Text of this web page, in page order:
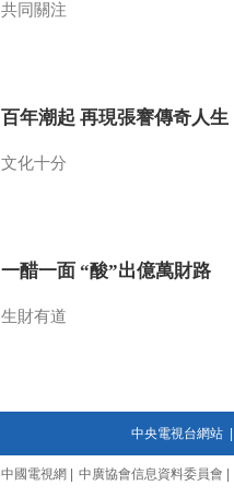
共同關注
百年潮起 再現張謇傳奇人生
文化十分
一醋一面 “酸”出億萬財路
生財有道
中央電視台網站|
中國電視網 中廣協會信息資料委員會